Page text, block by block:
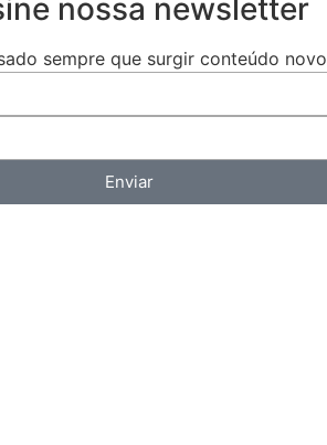
nossa newsletter
sempre que surgir conteúdo novo
Enviar